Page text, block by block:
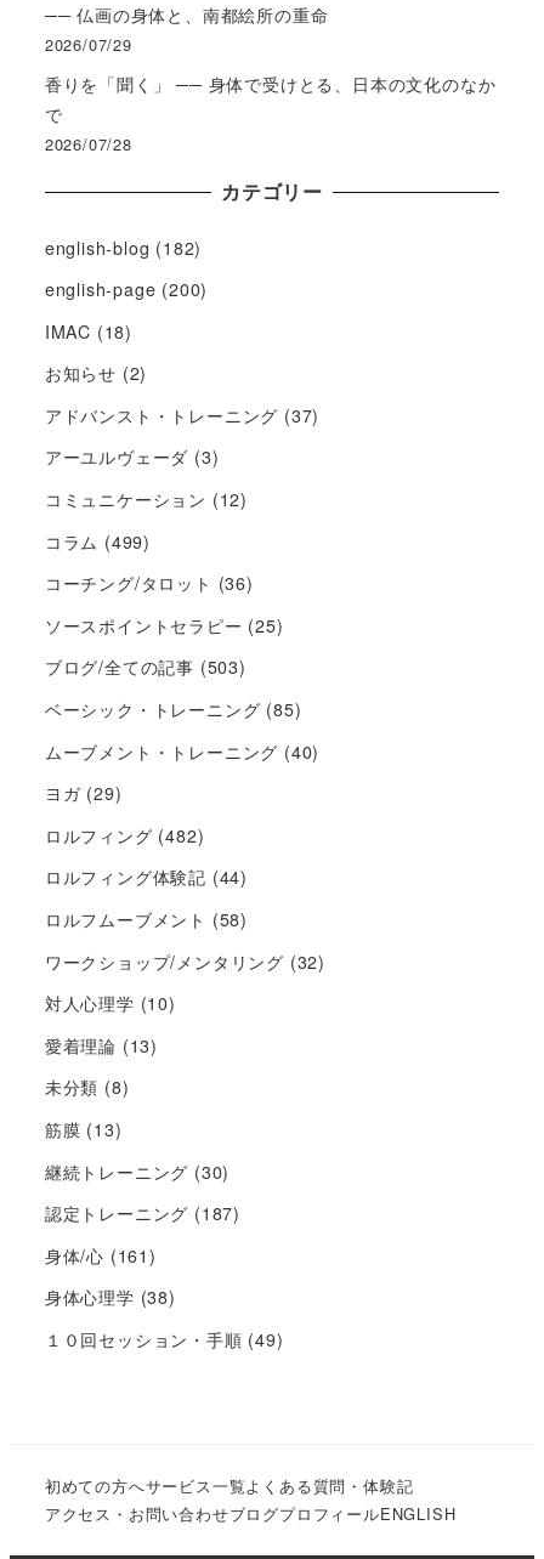
── 仏画の身体と、南都絵所の重命
2026/07/29
香りを「聞く」 ── 身体で受けとる、日本の文化のなか
で
2026/07/28
カテゴリー
english-blog (182)
english-page (200)
IMAC (18)
お知らせ (2)
アドバンスト・トレーニング (37)
アーユルヴェーダ (3)
コミュニケーション (12)
コラム (499)
コーチング/タロット (36)
ソースポイントセラピー (25)
ブログ/全ての記事 (503)
ベーシック・トレーニング (85)
ムーブメント・トレーニング (40)
ヨガ(29)
ロルフィング (482)
ロルフィング体験記 (44)
ロルフムーブメント (58)
ワークショップ/メンタリング (32)
対人心理学 (10)
愛着理論 (13)
未分類 (8)
筋膜 (13)
継続トレーニング (30)
認定トレーニング (187)
身体/心 (161)
身体心理学 (38)
１０回セッション・手順 (49)
初めての方へサービス一覧よくある質問・体験記
アクセス・お問い合わせブログプロフィールENGLISH